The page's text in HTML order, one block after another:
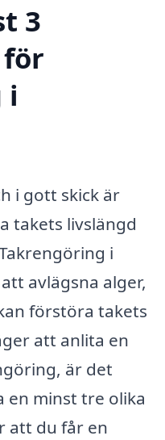
3
i
i gott skick är
takets livslängd
i
avlägsna alger,
förstöra takets
att anlita en
är det
en minst tre olika
att du får en